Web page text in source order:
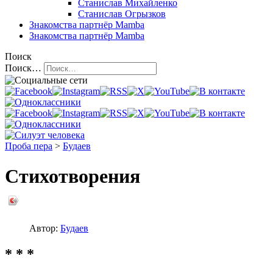
Станислав Михайленко
Станислав Огрызков
Знакомства партнёр Mamba
Знакомства партнёр Mamba
Поиск
Поиск…
Проба пера > Будаев
Стихотворения
Автор: Будаев
* * *